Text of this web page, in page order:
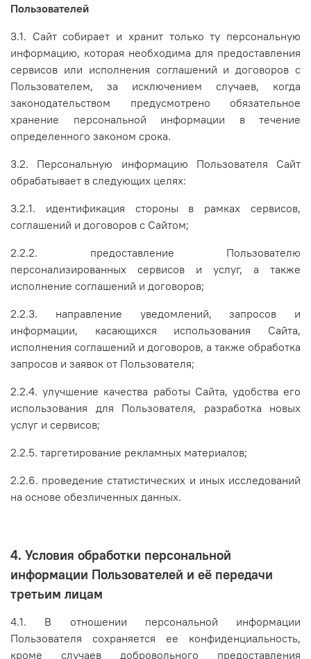
Пользователей
3.1. Сайт собирает и хранит только ту персональную
информацию, которая необходима для предоставления
сервисов или исполнения соглашений и договоров с
Пользователем, за исключением случаев, когда
законодательством предусмотрено обязательное
хранение персональной информации в течение
определенного законом срока.
3.2. Персональную информацию Пользователя Сайт
обрабатывает в следующих целях:
3.2.1. идентификация стороны в рамках сервисов,
соглашений и договоров с Сайтом;
2.2.2. предоставление Пользователю
персонализированных сервисов и услуг, а также
исполнение соглашений и договоров;
2.2.3. направление уведомлений, запросов и
информации, касающихся использования Сайта,
исполнения соглашений и договоров, а также обработка
запросов и заявок от Пользователя;
2.2.4. улучшение качества работы Сайта, удобства его
использования для Пользователя, разработка новых
услуг и сервисов;
2.2.5. таргетирование рекламных материалов;
2.2.6. проведение статистических и иных исследований
на основе обезличенных данных.
4. Условия обработки персональной
информации Пользователей и её передачи
третьим лицам
4.1. В отношении персональной информации
Пользователя сохраняется ее конфиденциальность,
кроме случаев добровольного предоставления